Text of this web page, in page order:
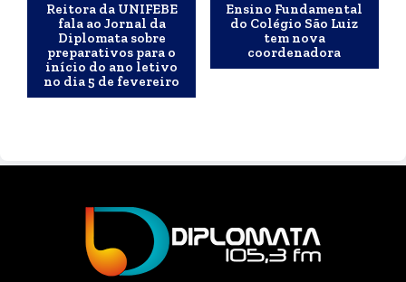
Reitora da UNIFEBE
fala ao Jornal da
Diplomata sobre
preparativos para o
início do ano letivo
no dia 5 de fevereiro
Ensino Fundamental
do Colégio São Luiz
tem nova
coordenadora